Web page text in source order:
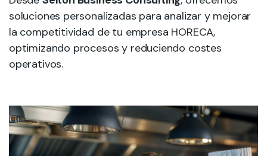
soluciones personalizadas para analizar y mejorar
la competitividad de tu empresa HORECA,
optimizando procesos y reduciendo costes
operativos.